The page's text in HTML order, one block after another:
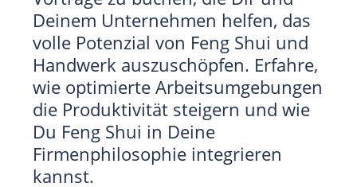
Deinem Unternehmen helfen, das
volle Potenzial von Feng Shui und
Handwerk auszuschöpfen. Erfahre,
wie optimierte Arbeitsumgebungen
die Produktivität steigern und wie
Du Feng Shui in Deine
Firmenphilosophie integrieren
kannst.